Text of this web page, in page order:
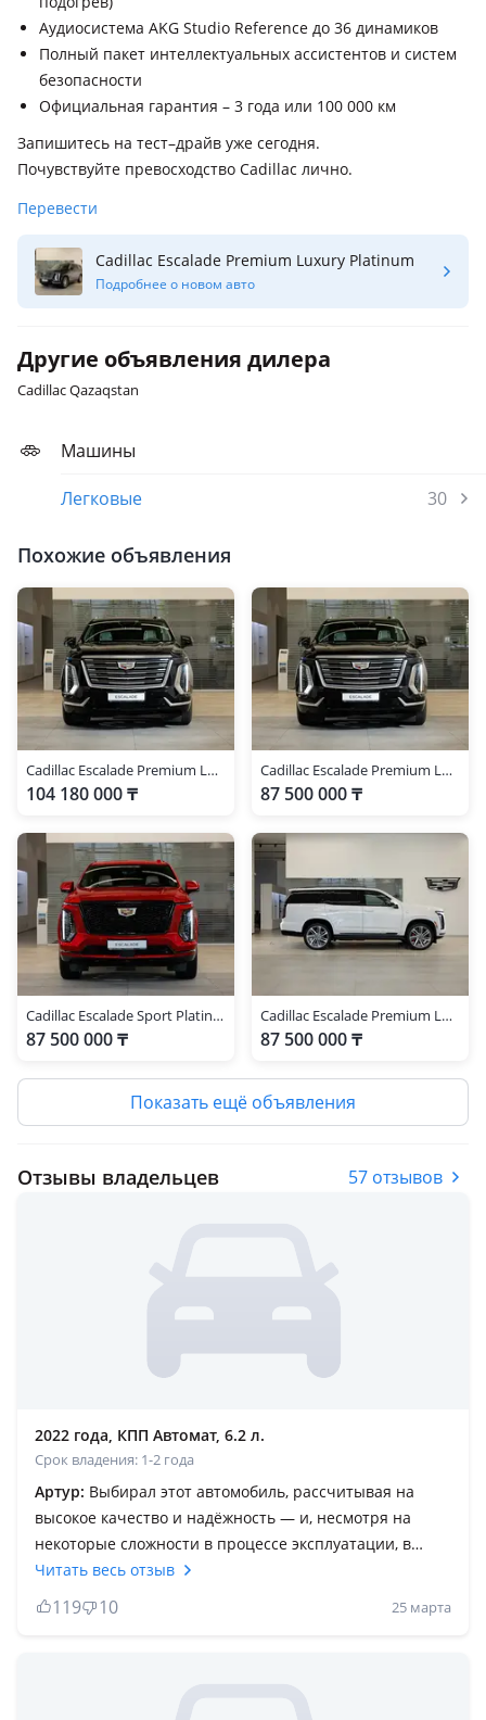
Аудиосистема AKG Studio Reference до 36 динамиков
Полный пакет интеллектуальных ассистентов и систем
безопасности
Официальная гарантия – 3 года или 100 000 км
Запишитесь на тест–драйв уже сегодня.
Почувствуйте превосходство Cadillac лично.
Перевести
Cadillac Escalade Premium Luxury Platinum
Подробнее о новом авто
Другие объявления дилера
Cadillac Qazaqstan
Машины
Легковые
30
Похожие объявления
Cadillac Escalade Premium Luxury Platinum 2026 г.
104 180 000 ₸
Cadillac Escalade Premium Luxury Platinum 2025 г.
87 500 000 ₸
Cadillac Escalade Sport Platinum 2025 г.
87 500 000 ₸
Cadillac Escalade Premium Luxury Platinum 2025 г.
87 500 000 ₸
Показать ещё объявления
Отзывы владельцев 57 отзывов
2022 года, КПП Автомат, 6.2 л.
Срок владения: 1-2 года
Артур: Выбирал этот автомобиль, рассчитывая на
высокое качество и надёжность — и, несмотря на
некоторые сложности в процессе эксплуатации, в
целом остался доволен. Комфорт, динамика,
оснащение — всё соответствует премиальному
уровню, и за рулём ощущается уверенность. На
Читать весь отзыв
119 10 25 марта